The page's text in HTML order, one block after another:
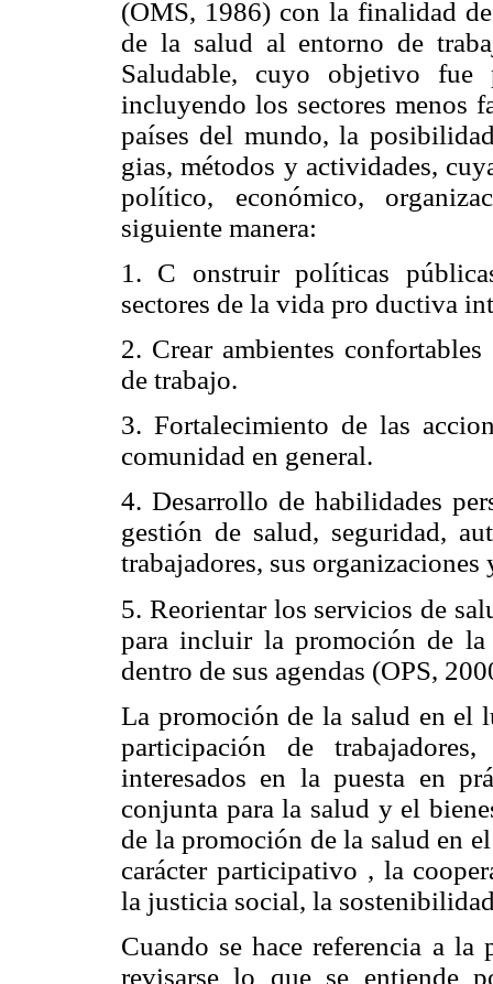
(OMS, 1986) con la finalidad
de la salud al entorno de
Saludable, cuyo objetivo
incluyendo los sectores menos
países del mundo, la
gias, métodos y actividades,
político, económico,
siguiente manera:
1. C onstruir políticas
sectores de la vida pro ductiva
2. Crear ambientes
de trabajo.
3. Fortalecimiento de las
comunidad en general.
4. Desarrollo de habilidades
gestión de salud, seguridad,
trabajadores, sus
5. Reorientar los servicios de
para incluir la promoción de la
dentro de sus agendas (OPS,
La promoción de la salud en el
participación de
interesados en la puesta en
conjunta para la salud y el
de la promoción de la salud en
carácter participativo , la
la justicia social, la
Cuando se hace referencia a
revisarse lo que se entiende